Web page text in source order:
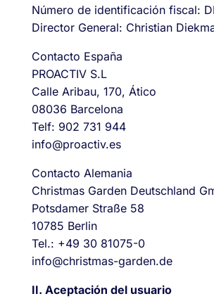
Número de identificación fiscal:
Director General: Christian
Contacto España
PROACTIV S.L
Calle Aribau, 170, Ático
08036 Barcelona
Telf: 902 731 944
info@proactiv.es
Contacto Alemania
Christmas Garden Deutschland
Potsdamer Straße 58
10785 Berlin
Tel.: +49 30 81075-0
info@christmas-garden.de
II. Aceptación del usuario